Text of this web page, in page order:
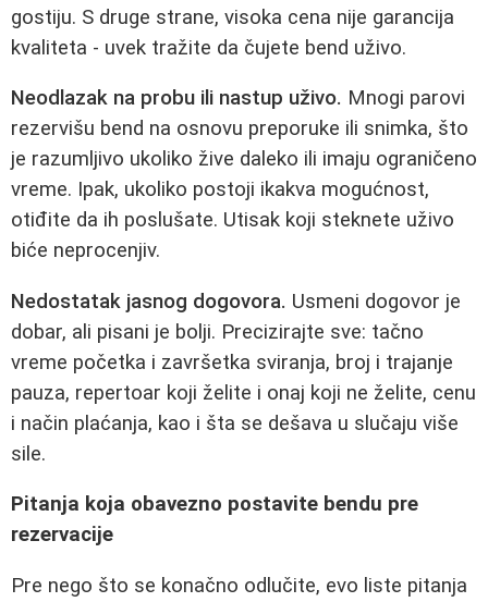
gostiju. S druge strane, visoka cena nije garancija
kvaliteta - uvek tražite da čujete bend uživo.
Neodlazak na probu ili nastup uživo. Mnogi parovi
rezervišu bend na osnovu preporuke ili snimka, što
je razumljivo ukoliko žive daleko ili imaju ograničeno
vreme. Ipak, ukoliko postoji ikakva mogućnost,
otiđite da ih poslušate. Utisak koji steknete uživo
biće neprocenjiv.
Nedostatak jasnog dogovora. Usmeni dogovor je
dobar, ali pisani je bolji. Precizirajte sve: tačno
vreme početka i završetka sviranja, broj i trajanje
pauza, repertoar koji želite i onaj koji ne želite, cenu
i način plaćanja, kao i šta se dešava u slučaju više
sile.
Pitanja koja obavezno postavite bendu pre
rezervacije
Pre nego što se konačno odlučite, evo liste pitanja